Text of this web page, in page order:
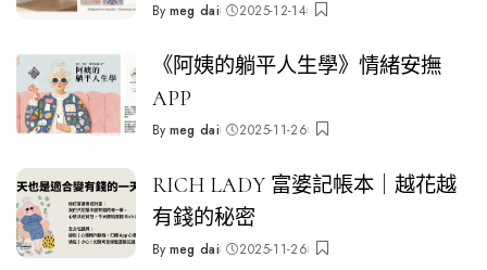
Posted
By meg dai 2025-12-14
《阿姨的躺平人生學》情緒安撫
APP
Posted
By meg dai 2025-11-26
RICH LADY 富婆記帳本｜越花越
有錢的秘密
Posted
By meg dai 2025-11-26